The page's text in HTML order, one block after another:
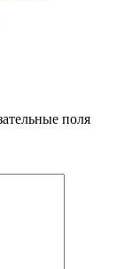
поля